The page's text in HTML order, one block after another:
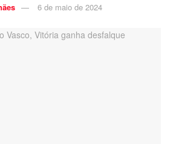
6 de maio de 2024